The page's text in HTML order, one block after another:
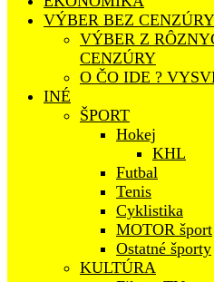
VÝBER BEZ CENZÚRY
VÝBER Z
CENZÚRY
O ČO IDE ?
INÉ
ŠPORT
Hokej
KHL
Futbal
Tenis
Cyklistika
MOTOR šport
Ostatné športy
KULTÚRA